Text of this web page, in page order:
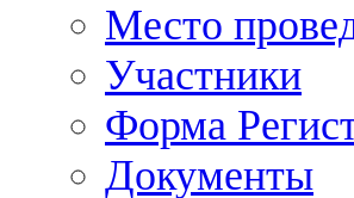
Место
Участники
Форма
Документы